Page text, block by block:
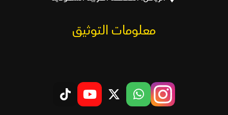
معلومات التوثيق